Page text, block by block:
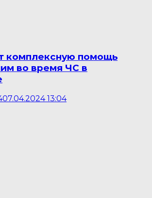
комплексную помощь
во время ЧС в
07.04.2024 13:04